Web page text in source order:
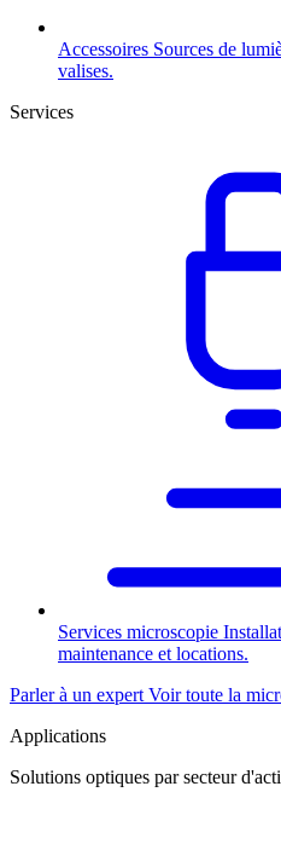
Accessoires Sources de
valises.
Services
Services microscopie
maintenance et locations.
Parler à un expert Voir toute la
Applications
Solutions optiques par secteur